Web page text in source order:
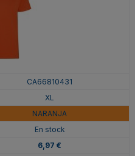
CA66810431
XL
NARANJA
En stock
6,97 €